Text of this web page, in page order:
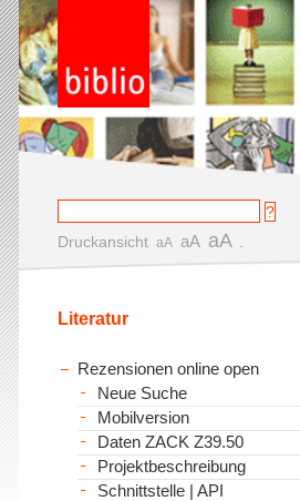
Druckansicht aA aA aA
Literatur
Rezensionen online open
Neue Suche
Mobilversion
Daten ZACK Z39.50
Projektbeschreibung
Schnittstelle | API